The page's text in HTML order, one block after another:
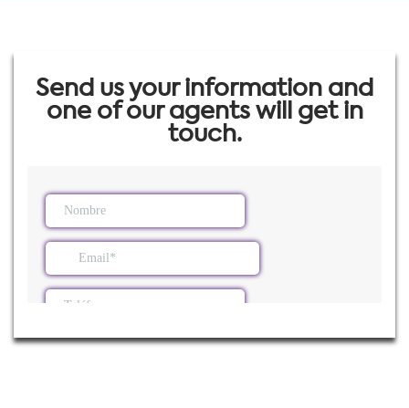
Send us your information and
one of our agents will get in
touch.